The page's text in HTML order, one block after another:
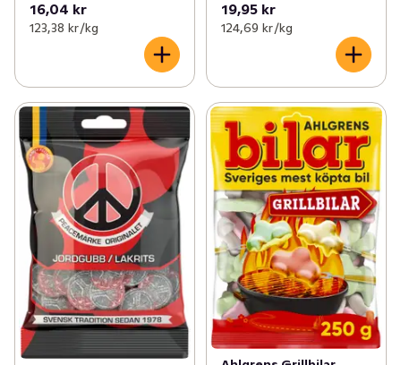
16,04 kr
123,38 kr /kg
19,95 kr
124,69 kr /kg